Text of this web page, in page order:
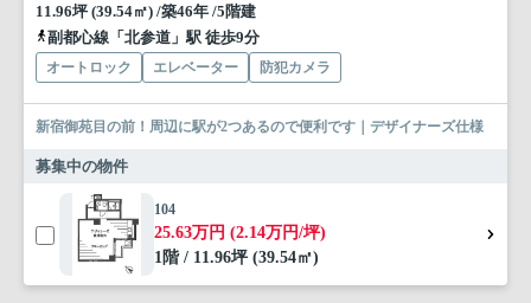
11.96坪 (39.54㎡) /築46年 /5階建
副都心線「北参道」駅 徒歩9分
オートロック エレベーター 防犯カメラ
新宿御苑目の前！周辺に駅が2つあるので便利です｜デザイナーズ仕様
募集中の物件
104
25.63万円 (2.14万円/坪)
1階 / 11.96坪 (39.54㎡)